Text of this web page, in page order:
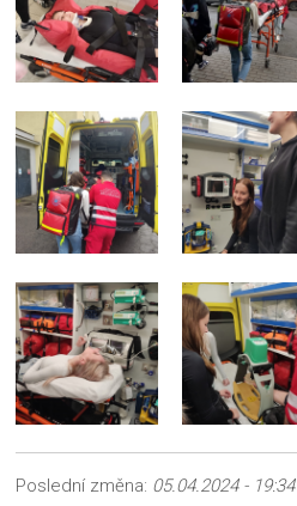
Poslední změna: 05.04.2024 - 19:34